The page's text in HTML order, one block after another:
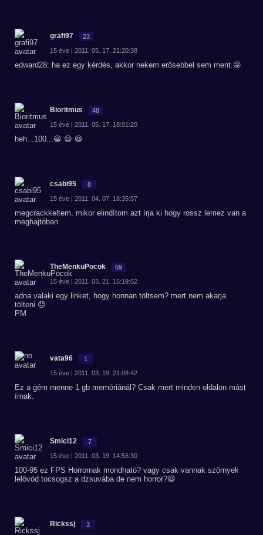
grafi97 23
15 éve | 2011. 05. 17. 21:20:38
edward28: ha ez egy kérdés, akkor nekem erősebbel sem ment.😜
Bioritmus 48
15 éve | 2011. 05. 17. 18:01:20
heh...100...😀 😃 😆
csabi95 8
15 éve | 2011. 04. 07. 18:35:57
megcrackkeltem, mikor elindítom azt írja ki hogy rossz lemez van a
meghajtóban
TheMenkuPocok 69
15 éve | 2011. 03. 21. 15:19:52
adna valaki egy linket, hogy honnan töltsem? mert nem akarja
tölteni 😞
PM
vata96 1
15 éve | 2011. 03. 19. 21:08:42
Ez a gém menne 1 gb memóriánál? Csak mert minden oldalon mást
írnak.
Smici12 7
15 éve | 2011. 03. 19. 14:56:30
100-95 ez FPS Horrornak mondható? vagy csak vannak szörnyek
lelövöd tocsogsz a dzsuvába de nem horror?😃
Rickssj 3